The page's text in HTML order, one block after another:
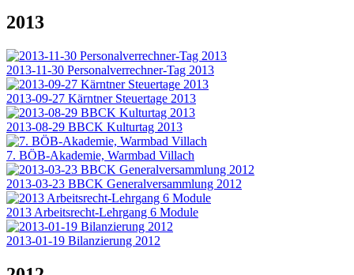
2013
2013-11-30 Personalverrechner-Tag 2013
2013-09-27 Kärntner Steuertage 2013
2013-08-29 BBCK Kulturtag 2013
7. BÖB-Akademie, Warmbad Villach
2013-03-23 BBCK Generalversammlung 2012
2013 Arbeitsrecht-Lehrgang 6 Module
2013-01-19 Bilanzierung 2012